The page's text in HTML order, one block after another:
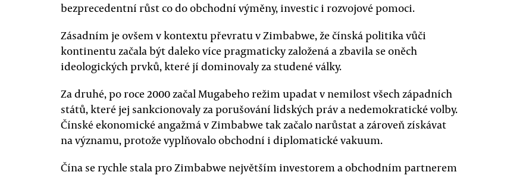
bezprecedentní růst co do obchodní výměny, investic i rozvojové pomoci.
Zásadním je ovšem v kontextu převratu v Zimbabwe, že čínská politika vůči
kontinentu začala být daleko více pragmaticky založená a zbavila se oněch
ideologických prvků, které jí dominovaly za studené války.
Za druhé, po roce 2000 začal Mugabeho režim upadat v nemilost všech západních
států, které jej sankcionovaly za porušování lidských práv a nedemokratické volby.
Čínské ekonomické angažmá v Zimbabwe tak začalo narůstat a zároveň získávat
na významu, protože vyplňovalo obchodní i diplomatické vakuum.
Čína se rychle stala pro Zimbabwe největším investorem a obchodním partnerem